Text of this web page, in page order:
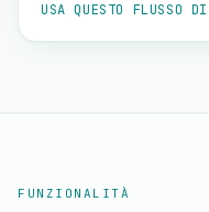
USA QUESTO FLUSSO DI
FUNZIONALITÀ